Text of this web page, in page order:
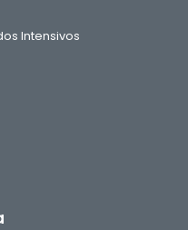
Intensivos